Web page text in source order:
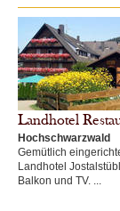
Landhotel
Hochschwarzwald
Gemütlich
Landhotel
Balkon und TV. ...